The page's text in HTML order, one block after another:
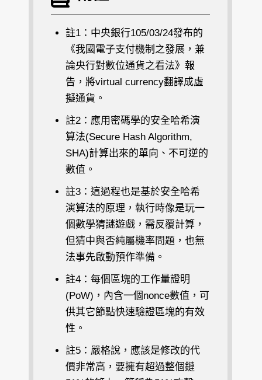
註1：中央銀行105/03/24發布的
《我國電子支付機制之發展，兼
論央行對數位通貨之看法》報
告，將virtual currency翻譯成虛
擬通貨。
註2：應用密碼學的安全哈希演
算法(Secure Hash Algorithm,
SHA)計算出來的單向、不可逆的
數值。
註3：這過程也是基於安全哈希
演算法的原理，執行時像是玩一
個數學猜謎遊戲，需反覆計算，
但猜中與否純屬機率問題，也無
法事先啟動預作準備。
註4：每個區塊的工作量證明
(PoW)，內含一個nonce數值，可
供其它節點快速驗證區塊的有效
性。
註5：嚴格說，應該是修改的代
價非常高，要擁有超過整個鏈